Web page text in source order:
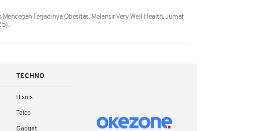
Mencegah Terjadinya Obesitas, Melansir Very Well Health, Jumat
TECHNO
Bisnis
Telco
Gadget